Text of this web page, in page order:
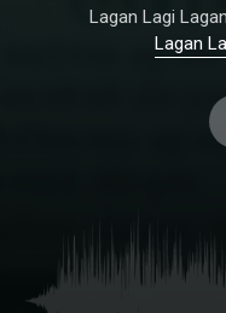
Lagan Lagi